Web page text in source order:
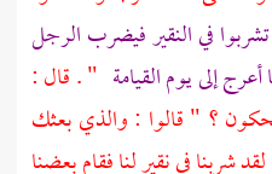
في النقير فيضرب الرجل
إلى يوم القيامة " . قال :
؟ " قالوا : والذي بعثك
لقد شربنا في نقير لنا فقام بعضنا